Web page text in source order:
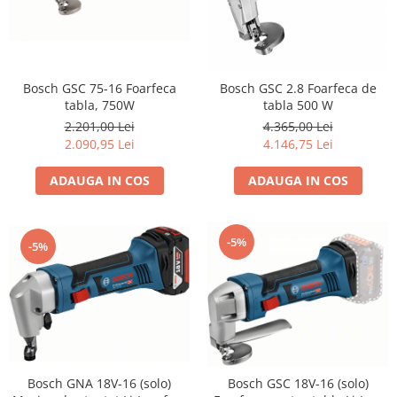
Sarma sudura MIG/MAG
Electrozi sudura MMA
Baghete si Electrozi sudura
Pistolete sudura MIG/MAG
Pistolete taiere cu plasma
Accesorii MMA
Accesorii MIG/MAG
Accesorii TIG/WIG
Accesorii sudura in puncte
Bosch GSC 75-16 Foarfeca
tabla, 750W
2.201,00 Lei
2.090,95 Lei
ADAUGA IN COS
Bosch GSC 2.8 Foarfeca de
tabla 500 W
4.365,00 Lei
4.146,75 Lei
ADAUGA IN COS
-5%
Bosch GNA 18V-16 (solo)
-5%
Bosch GSC 18V-16 (solo)